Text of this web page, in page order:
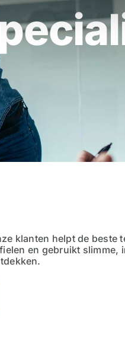
klanten helpt de beste
en gebruikt slimme,